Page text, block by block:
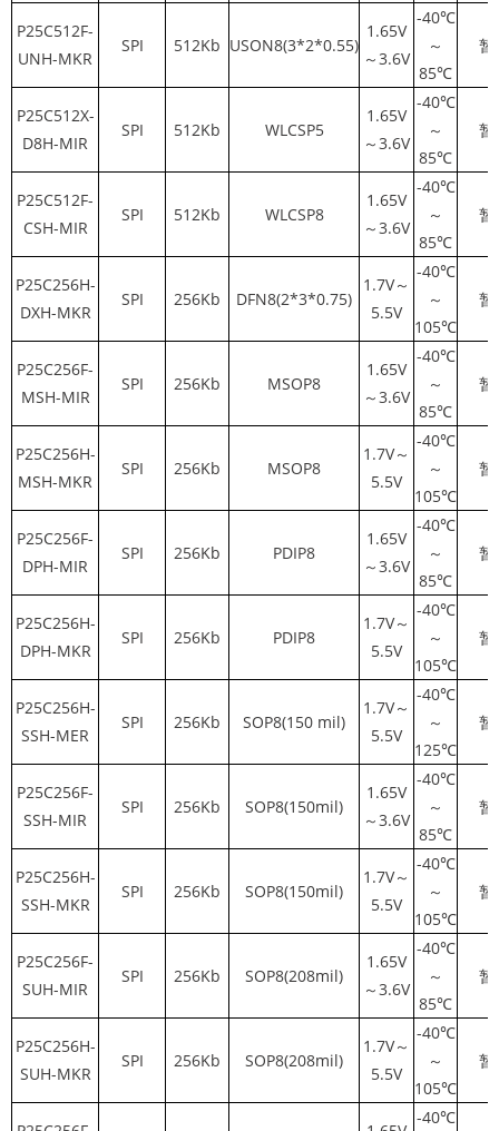
P25C512F-
UNH-MKR
SPI 512Kb USON8(3*2*0.55)
1.65V
～3.6V
-40℃
～
85℃
暂
P25C512X-
D8H-MIR
SPI 512Kb WLCSP5
1.65V
～3.6V
-40℃
～
85℃
暂
P25C512F-
CSH-MIR
SPI 512Kb WLCSP8
1.65V
～3.6V
-40℃
～
85℃
暂
P25C256H-
DXH-MKR
SPI 256Kb DFN8(2*3*0.75)
1.7V～
5.5V
-40℃
～
105℃
暂
P25C256F-
MSH-MIR
SPI 256Kb MSOP8
1.65V
～3.6V
-40℃
～
85℃
暂
P25C256H-
MSH-MKR
SPI 256Kb MSOP8
1.7V～
5.5V
-40℃
～
105℃
暂
P25C256F-
DPH-MIR
SPI 256Kb PDIP8
1.65V
～3.6V
-40℃
～
85℃
暂
P25C256H-
DPH-MKR
SPI 256Kb PDIP8
1.7V～
5.5V
-40℃
～
105℃
暂
P25C256H-
SSH-MER
SPI 256Kb SOP8(150 mil)
1.7V～
5.5V
-40℃
～
125℃
暂
P25C256F-
SSH-MIR
SPI 256Kb SOP8(150mil)
1.65V
～3.6V
-40℃
～
85℃
暂
P25C256H-
SSH-MKR
SPI 256Kb SOP8(150mil)
1.7V～
5.5V
-40℃
～
105℃
暂
P25C256F-
SUH-MIR
SPI 256Kb SOP8(208mil)
1.65V
～3.6V
-40℃
～
85℃
暂
P25C256H-
SUH-MKR
SPI 256Kb SOP8(208mil)
1.7V～
5.5V
-40℃
～
105℃
暂
-40℃